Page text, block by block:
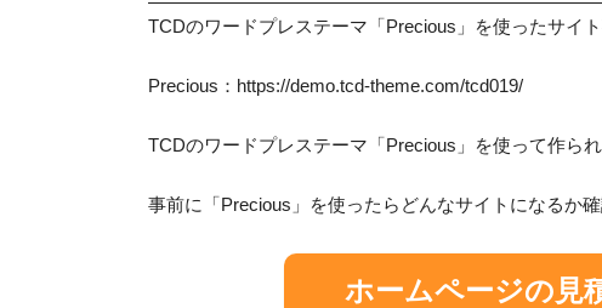
TCDのワードプレステーマ「Precious」を使ったサイ
Precious：https://demo.tcd-theme.com/tcd019/
TCDのワードプレステーマ「Precious」を使って作ら
事前に「Precious」を使ったらどんなサイトになるか
ホームページの見